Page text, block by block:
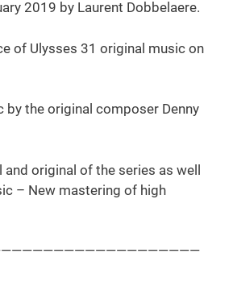
2019 by Laurent Dobbelaere.
of Ulysses 31 original music on
by the original composer Denny
and original of the series as well
– New mastering of high